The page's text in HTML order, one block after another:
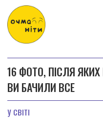
16 ФОТО, ПІСЛЯ
ВИ БАЧИЛИ ВСЕ
У СВІТІ